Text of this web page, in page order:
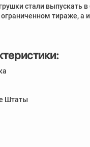
стали выпускать
тираже, а
Штаты